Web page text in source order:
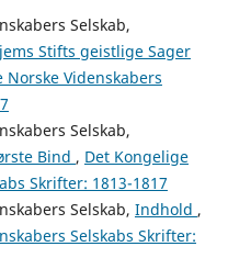
Selskab,
Stifts geistlige Sager
Norske Videnskabers
Selskab,
Bind , Det Kongelige
Skrifter: 1813-1817
Selskab, Indhold ,
Selskabs Skrifter: